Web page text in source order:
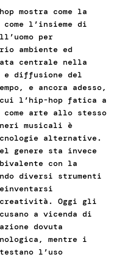
mostra come la
l’insieme di
per
ambiente ed
centrale nella
e diffusione del
e ancora adesso,
l’hip-hop fatica a
arte allo stesso
musicali è
alternative.
genere sta invece
con la
diversi strumenti
creatività. Oggi gli
a vicenda di
dovuta
mentre i
l’uso